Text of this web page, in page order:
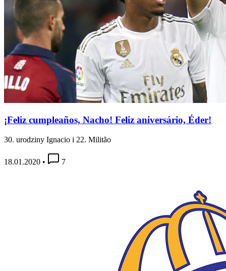
¡Feliz cumpleaños, Nacho! Feliz aniversário, Éder!
30. urodziny Ignacio i 22. Militão
18.01.2020 • 7